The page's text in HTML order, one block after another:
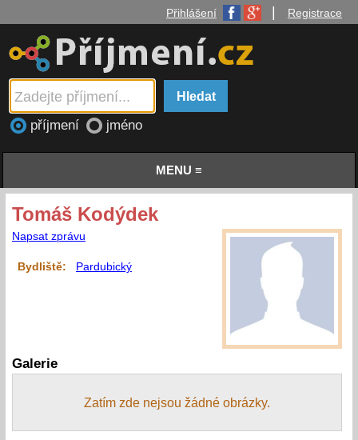
Přihlášení Registrace
příjmení jméno
MENU ≡
Tomáš Kodýdek
Napsat zprávu
Bydliště: Pardubický
Galerie
Zatím zde nejsou žádné obrázky.